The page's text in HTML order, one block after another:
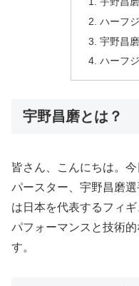
ハーフ
宇野昌
ハーフ
宇野昌磨とは？
皆さん、こんにちは。
パースター、宇野昌磨
は日本を代表するフィ
パフォーマンスと技術
す。